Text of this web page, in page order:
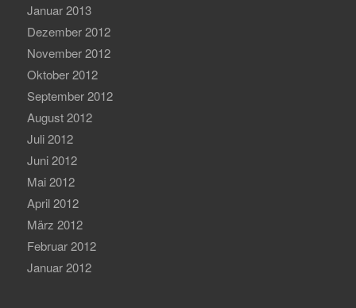
Januar 2013
Dezember 2012
November 2012
Oktober 2012
September 2012
August 2012
Juli 2012
Juni 2012
Mai 2012
April 2012
März 2012
Februar 2012
Januar 2012